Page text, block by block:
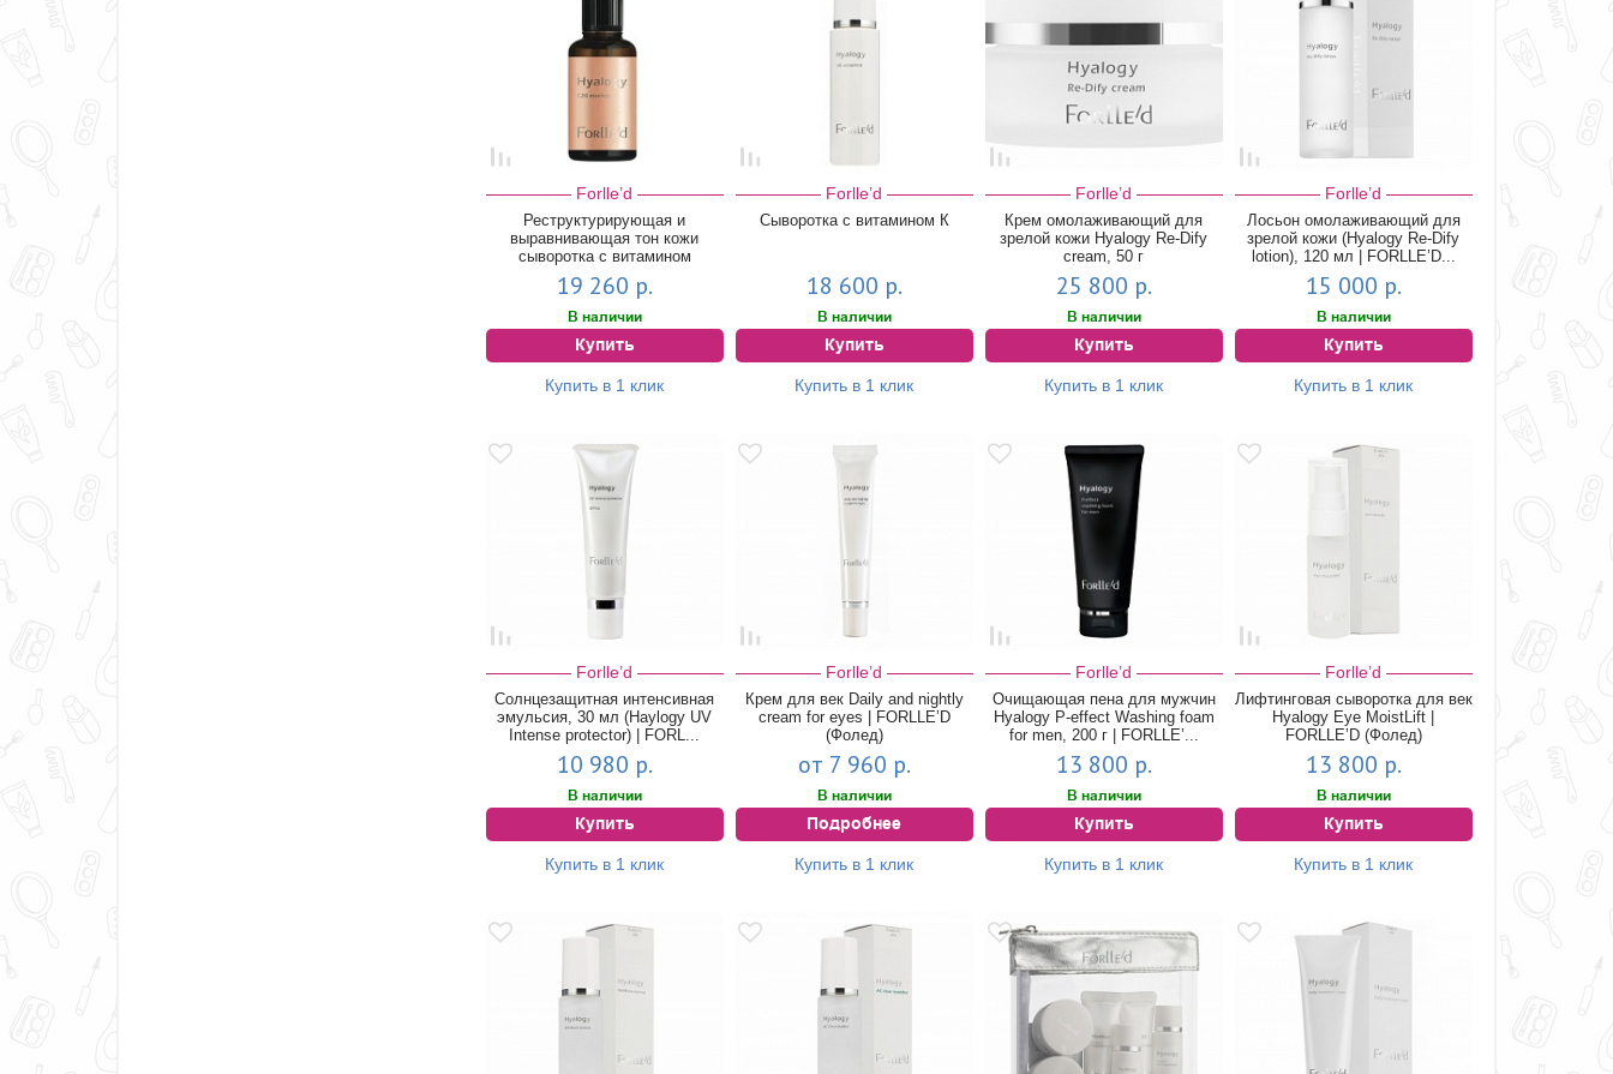
Forlle’d
Реструктурирующая и
выравнивающая тон кожи
сыворотка с витамином
(Hyalogy C20 es...
19 260 р.
В наличии
Купить
Купить в 1 клик
Forlle’d
Сыворотка с витамином К
18 600 р.
В наличии
Купить
Купить в 1 клик
Forlle’d
Крем омолаживающий для
зрелой кожи Hyalogy Re-Dify
cream, 50 г
25 800 р.
В наличии
Купить
Купить в 1 клик
Forlle’d
Лосьон омолаживающий для
зрелой кожи (Hyalogy Re-Dify
lotion), 120 мл | FORLLE’D...
15 000 р.
В наличии
Купить
Купить в 1 клик
Forlle’d
Солнцезащитная интенсивная
эмульсия, 30 мл (Haylogy UV
Intense protector) | FORL...
10 980 р.
В наличии
Купить
Купить в 1 клик
Forlle’d
Крем для век Daily and nightly
cream for eyes | FORLLE’D
(Фолед)
от 7 960 р.
В наличии
Подробнее
Купить в 1 клик
Forlle’d
Очищающая пена для мужчин
Hyalogy P-effect Washing foam
for men, 200 г | FORLLE’...
13 800 р.
В наличии
Купить
Купить в 1 клик
Forlle’d
Лифтинговая сыворотка для век
Hyalogy Eye MoistLift |
FORLLE’D (Фолед)
13 800 р.
В наличии
Купить
Купить в 1 клик